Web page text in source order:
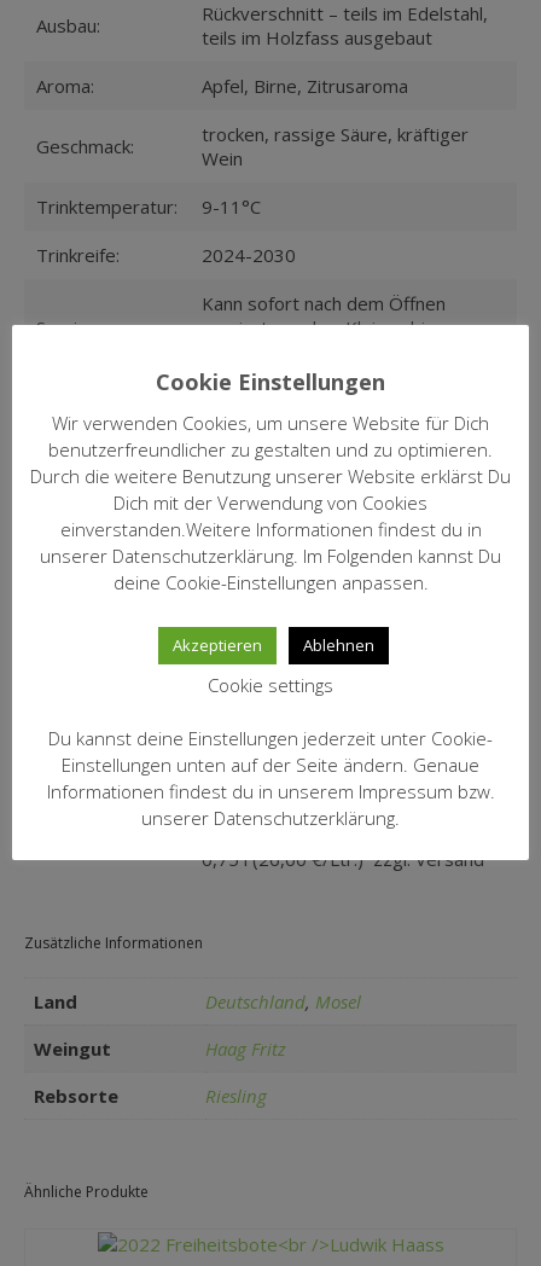
Ausbau:
Rückverschnitt – teils im Edelstahl,
teils im Holzfass ausgebaut
Aroma:
Apfel, Birne, Zitrusaroma
Geschmack:
trocken, rassige Säure, kräftiger
Wein
Trinktemperatur:
9-11°C
Trinkreife:
2024-2030
Servieren:
Kann sofort nach dem Öffnen
serviert werden. Kleines bis
Speisen:
mittelkräftige Vorspeisen, Fisch,
Spargel, Frischkäse, Pastete,
Krustentiere, Geflügel
Alkohol: 12,0% vol.
Fritz Haag gehört zu den Top-
Weingütern der Mosel, ist Mitglied
im VDP und erzeugt fast
führt das Gut unter dem Motto:
Riesling, Steillage, Handarbeit.
Riesling 1. Lage J ist eine Cuvée den
Juffer Sonnenuhr.
Artikel Nr.:
1426
19,50 € / incl.19% MwSt. / Inhalt:
0,75 l (26,00 €/Ltr.) zzgl. Versand
Zusätzliche Informationen
Land Deutschland, Mosel
Weingut
Haag Fritz
Rebsorte
Riesling
Ähnliche Produkte
Cookie Einstellungen
Wir verwenden Cookies, um unsere Website für Dich
benutzerfreundlicher zu gestalten und zu optimieren.
Durch die weitere Benutzung unserer Website erklärst Du
Dich mit der Verwendung von Cookies
einverstanden.Weitere Informationen findest du in
unserer Datenschutzerklärung. Im Folgenden kannst Du
deine Cookie-Einstellungen anpassen.
Akzeptieren Ablehnen
Cookie settings
Du kannst deine Einstellungen jederzeit unter Cookie-
Einstellungen unten auf der Seite ändern. Genaue
Informationen findest du in unserem Impressum bzw.
unserer Datenschutzerklärung.